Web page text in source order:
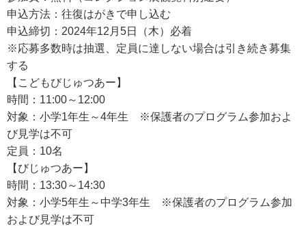
申込方法：往復はがきで申し込む
申込締切：2024年12月5日（木）必着
※応募多数時は抽選、定員に達しない場合は引き続き募集
する
【こどもびじゅつあー】
時間：11:00～12:00
対象：小学1年生～4年生 ※保護者のプログラム参加およ
び見学は不可
定員：10名
【びじゅつあー】
時間：13:30～14:30
対象：小学5年生～中学3年生 ※保護者のプログラム参加
および見学は不可